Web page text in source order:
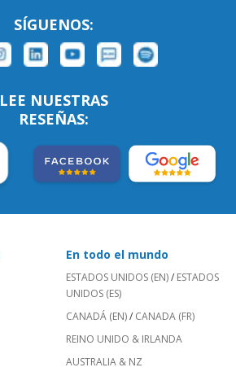
SÍGUENOS:
LEE NUESTRAS
RESEÑAS:
En todo el mundo
ESTADOS UNIDOS (EN)/ ESTADOS
UNIDOS (ES)
CANADÁ (EN)/ CANADA (FR)
REINO UNIDO & IRLANDA
AUSTRALIA & NZ